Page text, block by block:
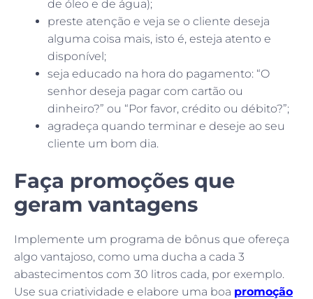
de óleo e de água);
preste atenção e veja se o cliente deseja
alguma coisa mais, isto é, esteja atento e
disponível;
seja educado na hora do pagamento: “O
senhor deseja pagar com cartão ou
dinheiro?” ou “Por favor, crédito ou débito?”;
agradeça quando terminar e deseje ao seu
cliente um bom dia.
Faça promoções que
geram vantagens
Implemente um programa de bônus que ofereça
algo vantajoso, como uma ducha a cada 3
abastecimentos com 30 litros cada, por exemplo.
Use sua criatividade e elabore uma boa promoção